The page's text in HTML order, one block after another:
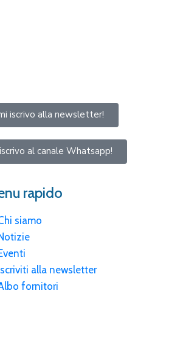
iscrivo alla newsletter!
al canale Whatsapp!
rapido
siamo
alla newsletter
fornitori